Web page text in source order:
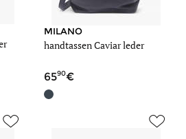
MILANO
handtassen Caviar leder
6590